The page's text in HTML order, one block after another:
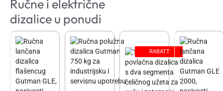
Ručne i električne
dizalice u ponudi
RABATT